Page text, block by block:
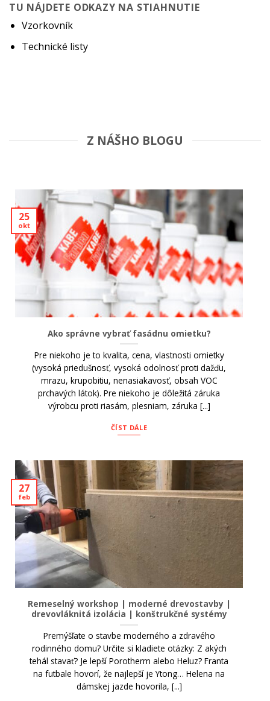
TU NÁJDETE ODKAZY NA STIAHNUTIE
Vzorkovník
Technické listy
Z NÁŠHO BLOGU
Ako správne vybrať fasádnu omietku?
Pre niekoho je to kvalita, cena, vlastnosti omietky
(vysoká priedušnosť, vysoká odolnosť proti dažďu,
mrazu, krupobitiu, nenasiakavosť, obsah VOC
prchavých látok). Pre niekoho je dôležitá záruka
výrobcu proti riasám, plesniam, záruka [...]
ČÍST DÁLE
25
okt
Remeselný workshop | moderné drevostavby |
drevovláknitá izolácia | konštrukčné systémy
Premýšľate o stavbe moderného a zdravého
rodinného domu? Určite si kladiete otázky: Z akých
tehál stavať? Je lepší Porotherm alebo Heluz? Franta
na futbale hovorí, že najlepší je Ytong… Helena na
dámskej jazde hovorila, [...]
27
feb